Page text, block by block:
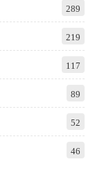
289
219
117
89
52
46